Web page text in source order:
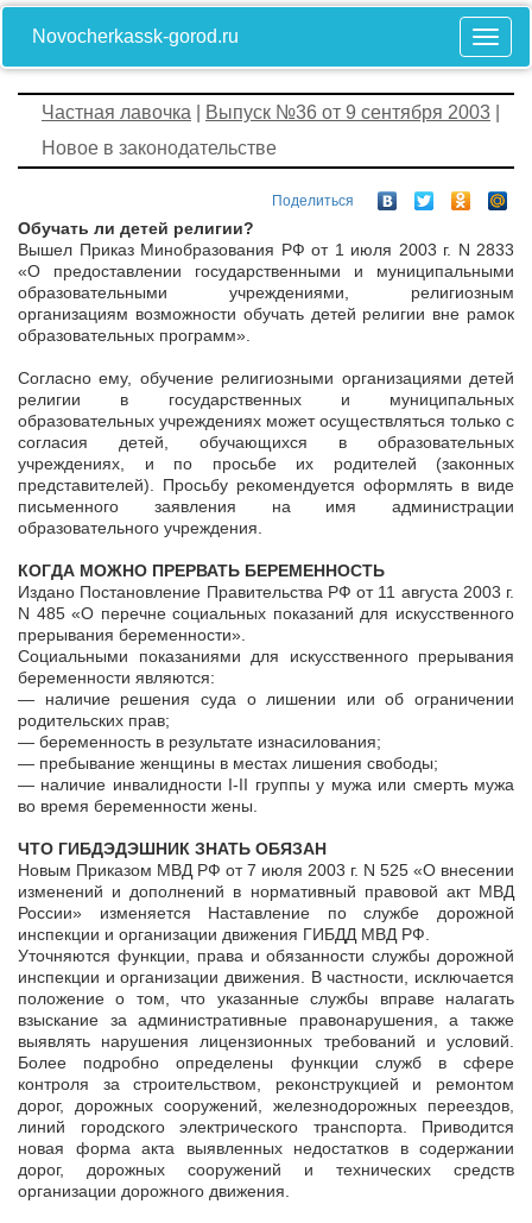
Novocherkassk-gorod.ru
Частная лавочка Выпуск №36 от 9 сентября 2003
Новое в законодательстве
Поделиться
Обучать ли детей религии?
Вышел Приказ Минобразования РФ от 1 июля 2003 г. N 2833
«О предоставлении государственными и муниципальными
образовательными учреждениями, религиозным
организациям возможности обучать детей религии вне рамок
образовательных программ».
Согласно ему, обучение религиозными организациями детей
религии в государственных и муниципальных
образовательных учреждениях может осуществляться только с
согласия детей, обучающихся в образовательных
учреждениях, и по просьбе их родителей (законных
представителей). Просьбу рекомендуется оформлять в виде
письменного заявления на имя администрации
образовательного учреждения.
КОГДА МОЖНО ПРЕРВАТЬ БЕРЕМЕННОСТЬ
Издано Постановление Правительства РФ от 11 августа 2003 г.
N 485 «О перечне социальных показаний для искусственного
прерывания беременности».
Социальными показаниями для искусственного прерывания
беременности являются:
— наличие решения суда о лишении или об ограничении
родительских прав;
— беременность в результате изнасилования;
— пребывание женщины в местах лишения свободы;
— наличие инвалидности I-II группы у мужа или смерть мужа
во время беременности жены.
ЧТО ГИБДЭДЭШНИК ЗНАТЬ ОБЯЗАН
Новым Приказом МВД РФ от 7 июля 2003 г. N 525 «О внесении
изменений и дополнений в нормативный правовой акт МВД
России» изменяется Наставление по службе дорожной
инспекции и организации движения ГИБДД МВД РФ.
Уточняются функции, права и обязанности службы дорожной
инспекции и организации движения. В частности, исключается
положение о том, что указанные службы вправе налагать
взыскание за административные правонарушения, а также
выявлять нарушения лицензионных требований и условий.
Более подробно определены функции служб в сфере
контроля за строительством, реконструкцией и ремонтом
дорог, дорожных сооружений, железнодорожных переездов,
линий городского электрического транспорта. Приводится
новая форма акта выявленных недостатков в содержании
дорог, дорожных сооружений и технических средств
организации дорожного движения.